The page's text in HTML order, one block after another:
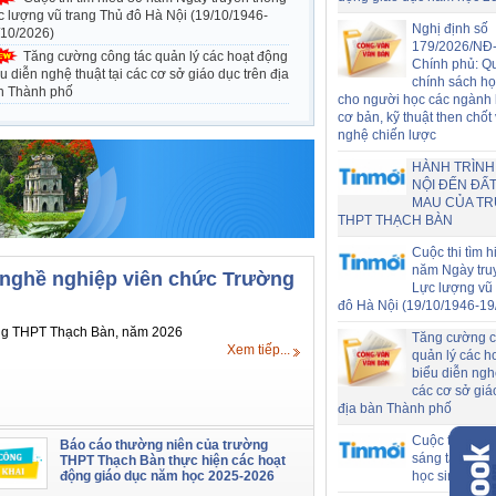
lượng vũ trang Thủ đô Hà Nội (19/10/1946-
2026)
Tăng cường công tác quản lý các hoạt động
diễn nghệ thuật tại các cơ sở giáo dục trên địa
Thành phố
nghiệp viên chức Trường
THPT Thạch Bàn, năm 2026
Xem tiếp...
Báo cáo thường niên của trường
THPT Thạch Bàn thực hiện các hoạt
động giáo dục năm học 2025-2026
Nghị định số
179/2026/
Chính phủ:
chính sách
cho người học các ngành
cơ bản, kỹ thuật then chốt
nghệ chiến lược
HÀNH
NỘI ĐẾN
MAU CỦA
THPT THẠCH BÀN
Cuộc thi tìm
năm Ngày
Lực lượng vũ
đô Hà Nội (19/10/1946-
Tăng cường
quản lý các
biểu diễn
các cơ sở
địa bàn Thành phố
Cuộc thi
sáng tạo"
học sinh